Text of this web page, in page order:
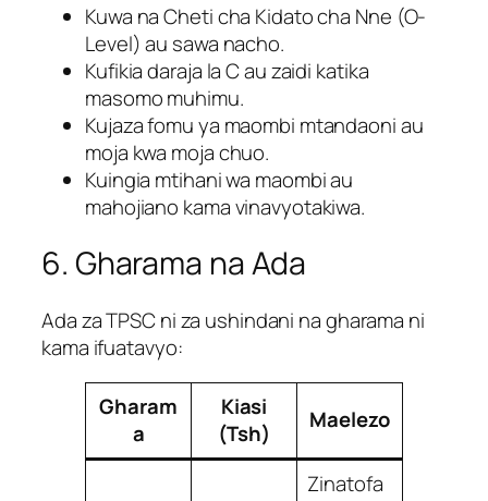
Kuwa na Cheti cha Kidato cha Nne (O-
Level) au sawa nacho.
Kufikia daraja la C au zaidi katika
masomo muhimu.
Kujaza fomu ya maombi mtandaoni au
moja kwa moja chuo.
Kuingia mtihani wa maombi au
mahojiano kama vinavyotakiwa.
6. Gharama na Ada
Ada za TPSC ni za ushindani na gharama ni
kama ifuatavyo:
Gharam
a
Kiasi
(Tsh)
Maelezo
Zinatofa